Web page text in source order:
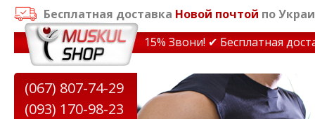
Бесплатная доставка Новой почтой по
на тренажеры до 15% Звони! ✔ Бесплатная
(067) 807-74-29
(093) 170-98-23